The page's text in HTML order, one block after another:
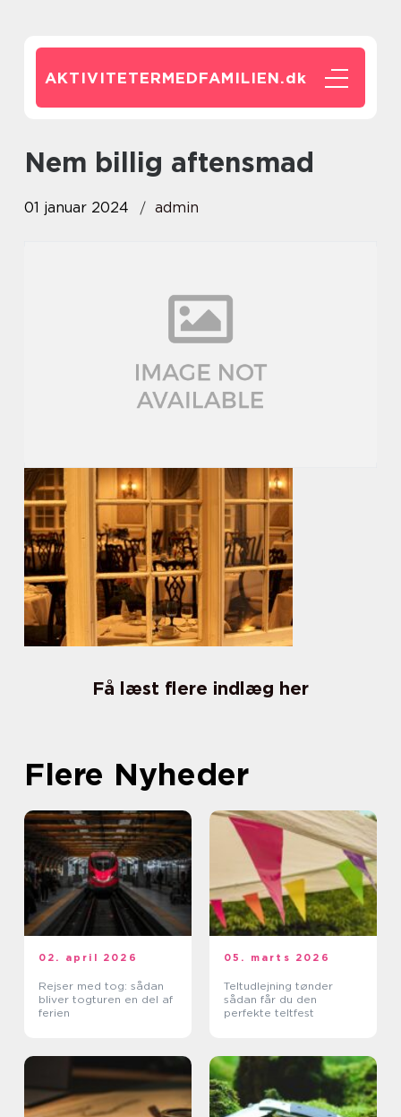
AKTIVITETERMEDFAMILIEN.dk
nem billig aftensmad
01 januar 2024 admin
Få læst flere indlæg her
Flere Nyheder
02. april 2026
Rejser med tog: sådan
bliver togturen en del af
ferien
05. marts 2026
Teltudlejning tønder
sådan får du den
perfekte teltfest